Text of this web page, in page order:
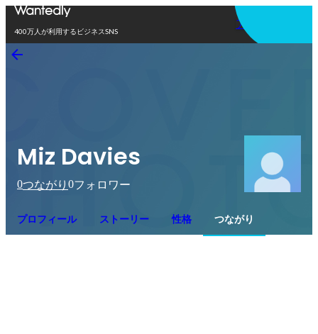
400万人が利用するビジネスSNS
アプリを使う
Miz Davies
0つながり 0フォロワー
プロフィール ストーリー 性格 つながり